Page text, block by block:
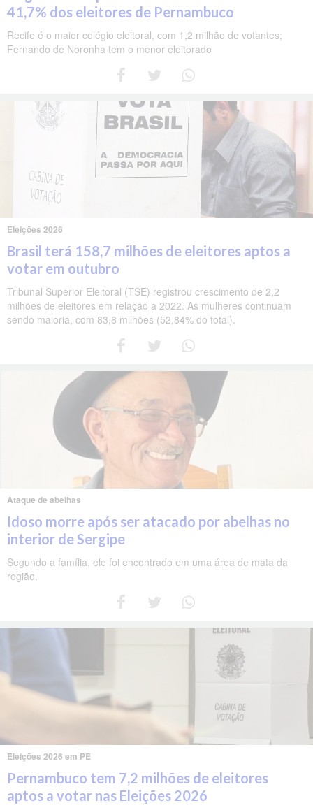
41,7% dos eleitores de Pernambuco
Recife é o maior colégio eleitoral, com 1,2 milhão de votantes;
Fernando de Noronha tem o menor eleitorado
Eleições 2026
Brasil terá 158,7 milhões de eleitores aptos a
votar em outubro
Tribunal Superior Eleitoral (TSE) registrou crescimento de 2,2
milhões de eleitores em relação a 2022. As mulheres continuam
sendo maioria, com 83,8 milhões (52,84% do total).
Ataque de abelhas
Idoso morre após ser atacado por abelhas no
interior de Sergipe
Segundo a família, ele foi encontrado em uma área de mata da
região.
Eleições 2026 em PE
Pernambuco tem 7,2 milhões de eleitores
aptos a votar nas Eleições 2026